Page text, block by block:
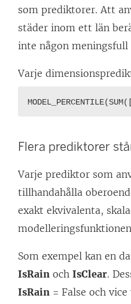
som prediktorer. Att
städer inom ett län
inte någon
Varje
Flera prediktorer
Varje prediktor som
tillhandahålla
exakt ekvivalenta,
Som exempel kan en
IsRain ochIsClear.
IsRain = False och